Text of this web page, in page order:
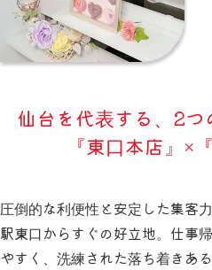
仙台を代表する、2つ
『東口本店』×
圧倒的な利便性と安定した集客
駅東口からすぐの好立地。仕事
やすく、洗練された落ち着きあ